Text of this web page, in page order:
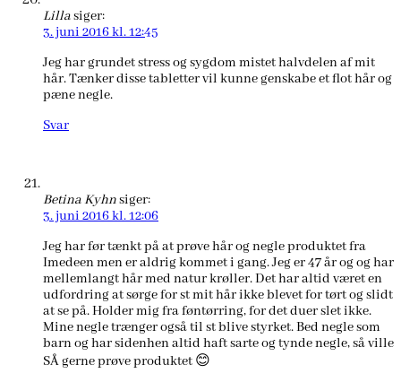
Lillasiger:
3. juni 2016 kl. 12:45
Jeg har grundet stress og sygdom mistet halvdelen af mit
hår. Tænker disse tabletter vil kunne genskabe et flot hår og
pæne negle.
Svar
Betina Kyhnsiger:
3. juni 2016 kl. 12:06
Jeg har før tænkt på at prøve hår og negle produktet fra
Imedeen men er aldrig kommet i gang. Jeg er 47 år og og har
mellemlangt hår med natur krøller. Det har altid været en
udfordring at sørge for st mit hår ikke blevet for tørt og slidt
at se på. Holder mig fra føntørring, for det duer slet ikke.
Mine negle trænger også til st blive styrket. Bed negle som
barn og har sidenhen altid haft sarte og tynde negle, så ville
SÅ gerne prøve produktet 😊